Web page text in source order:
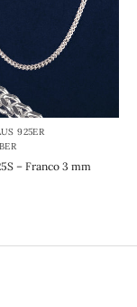
925ER
– Franco 3 mm